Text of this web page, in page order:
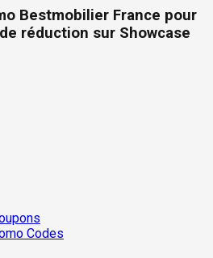
Bestmobilier France pour
réduction sur Showcase
Codes